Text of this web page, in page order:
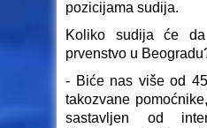
pozicijama sudija.
Koliko sudija će da
prvenstvo u
- Biće nas više od
takozvane
sastavljen od